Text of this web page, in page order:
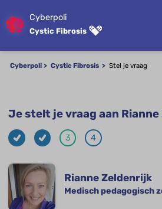
Cyberpoli
Cystic Fibrosis
Cyberpoli Cystic Fibrosis Stel je vraag
Je stelt je vraag aan
3 4
Rianne Zeldenrijk
Medisch pedagogisch